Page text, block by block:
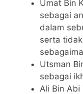
Umat Bin
sebagai
dalam
serta
Utsman
sebagai
Ali Bin